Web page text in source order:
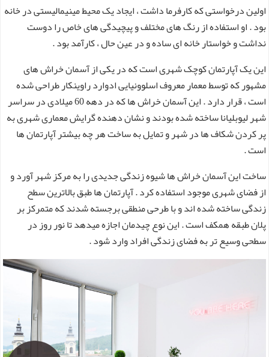
اولین درخواستی که کارفرما داشت ، ایجاد یک محیط مینیمالیستی در خانه
بود . او استفاده از رنگ های مختلف و پیچیدگی های خاص را دوست
نداشت و خواستار خانه ای ساده و در عین حال ، کارآمد بود .
این یک آپارتمان کوچک شهری است که در یکی از آسمان خراش های
مشهور که توسط معمار معروف اسلوونیایی ادوارد راوینکار طراحی شده
است ، قرار دارد . این آسمان خراش ها که در دهه 60 میلادی در سراسر
شهر لیوبلیانا ساخته شده بودند و نشان دهنده گرایش معماری شهری به
پر کردن شکاف ها در شهر و تمایل به ساخت هر چه بیشتر آپارتمان ها
است .
ساخت این آسمان خراش ها شیوه زندگی جدیدی را به مرکز شهر آورد و
از فضای شهری موجود استفاده کرد . آپارتمان ها طبق بالاترین سطح
زندگی ساخته شده اند و با طرحی منطقی برجسته شدند که متمرکز بر
پلان طبقه همکف است . این نوع چیدمان اجازه میدهد تا نور روز در
سطحی وسیع تر به فضای زندگی افراد وارد شود .